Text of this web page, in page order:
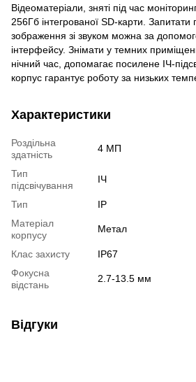
Відеоматеріали, зняті під час
256Гб інтегрованої SD-карти. Запитати
зображення зі звуком можна за
інтерфейсу. Знімати у темних
нічний час, допомагає посилене ІЧ-
корпус гарантує роботу за низьких
Характеристики
Роздільна
здатність
4 МП
Тип
підсвічування
ІЧ
Тип
IP
Матеріал
корпусу
Метал
Клас захисту
IP67
Фокусна
відстань
2.7-13.5 мм
Відгуки